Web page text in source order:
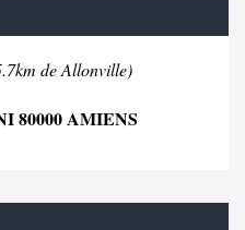
de Allonville)
80000 AMIENS